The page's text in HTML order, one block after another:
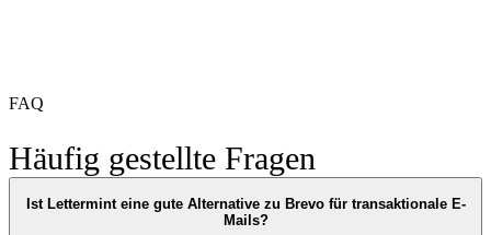
FAQ
Häufig gestellte Fragen
Ist Lettermint eine gute Alternative zu Brevo für transaktionale E-
Mails?